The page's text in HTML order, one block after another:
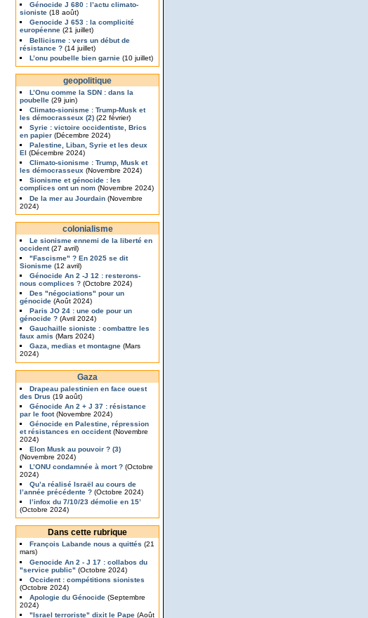
Génocide J 680 : l’actu climato-
sioniste (18 août)
Genocide J 653 : la complicité
européenne (21 juillet)
Bellicisme : vers un début de
résistance ? (14 juillet)
L’onu poubelle bien garnie (10 juillet)
geopolitique
L’Onu comme la SDN : dans la
poubelle (29 juin)
Climato-sionisme : Trump-Musk et
les démocrasseux (2) (22 février)
Syrie : victoire occidentiste, Brics
en papier (Décembre 2024)
Palestine, Liban, Syrie et les deux
EI (Décembre 2024)
Climato-sionisme : Trump, Musk et
les démocrasseux (Novembre 2024)
Sionisme et génocide : les
complices ont un nom (Novembre 2024)
De la mer au Jourdain (Novembre
2024)
colonialisme
Le sionisme ennemi de la liberté en
occident(27 avril)
"Fascisme" ? En 2025 se dit
Sionisme (12 avril)
Génocide An 2 -J 12 : resterons-
nous complices ? (Octobre 2024)
Des "négociations" pour un
génocide (Août 2024)
Paris JO 24 : une ode pour un
génocide ? (Avril 2024)
Gauchaille sioniste : combattre les
faux amis (Mars 2024)
Gaza, medias et montagne (Mars
2024)
Gaza
Drapeau palestinien en face ouest
des Drus (19 août)
Génocide An 2 + J 37 : résistance
par le foot(Novembre 2024)
Génocide en Palestine, répression
et résistances en occident(Novembre
2024)
Elon Musk au pouvoir ? (3)
(Novembre 2024)
L’ONU condamnée à mort ? (Octobre
2024)
Qu’a réalisé Israël au cours de
l’année précédente ? (Octobre 2024)
l’infox du 7/10/23 démolie en 15’
(Octobre 2024)
Dans cette rubrique
François Labande nous a quittés (21
mars)
Genocide An 2 - J 17 : collabos du
"service public" (Octobre 2024)
Occident : compétitions sionistes
(Octobre 2024)
Apologie du Génocide(Septembre
2024)
"Israel terroriste" dixit le Pape(Août